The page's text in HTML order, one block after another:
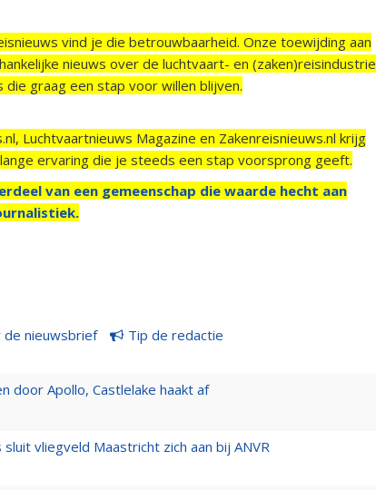
vind je die betrouwbaarheid. Onze toewijding aan
nieuws over de luchtvaart- en (zaken)reisindustrie
graag een stap voor willen blijven.
Luchtvaartnieuws Magazine en Zakenreisnieuws.nl krijg
ervaring die je steeds een stap voorsprong geeft.
van een gemeenschap die waarde hecht aan
de nieuwsbrief Tip de redactie
door Apollo, Castlelake haakt af
vliegveld Maastricht zich aan bij ANVR